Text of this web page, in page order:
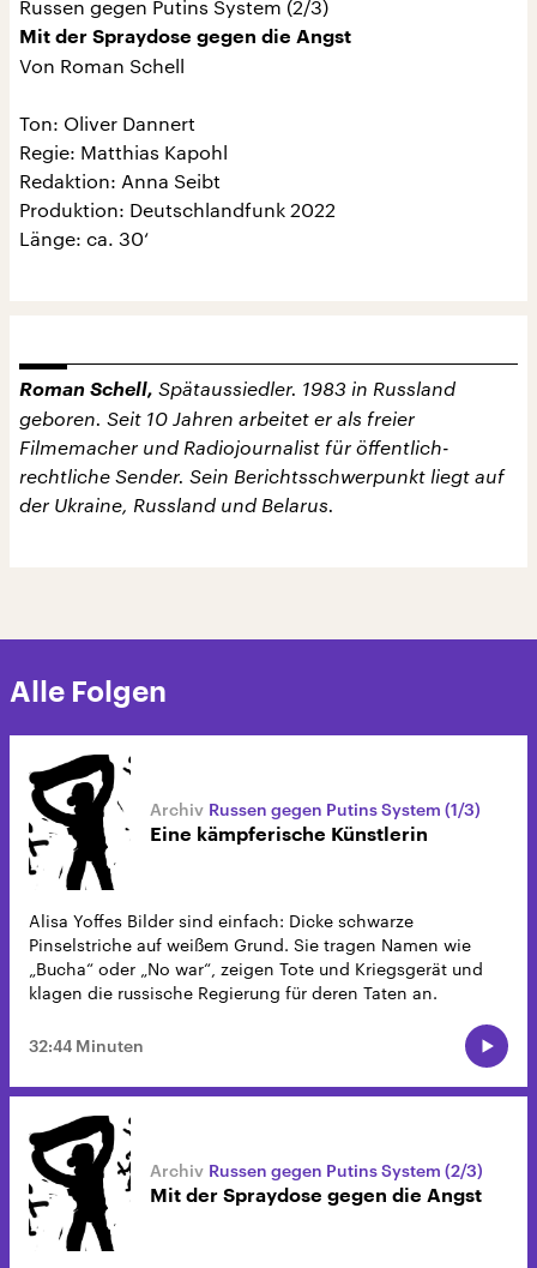
Russen gegen Putins System (2/3)
Mit der Spraydose gegen die Angst
Von Roman Schell
Ton: Oliver Dannert
Regie: Matthias Kapohl
Redaktion: Anna Seibt
Produktion: Deutschlandfunk 2022
Länge: ca. 30‘
Roman Schell, Spätaussiedler. 1983 in Russland
geboren. Seit 10 Jahren arbeitet er als freier
Filmemacher und Radiojournalist für öffentlich-
rechtliche Sender. Sein Berichtsschwerpunkt liegt auf
der Ukraine, Russland und Belarus.
Alle Folgen
Russen gegen Putins System (1/3)
Eine kämpferische Künstlerin
Alisa Yoffes Bilder sind einfach: Dicke schwarze
Pinselstriche auf weißem Grund. Sie tragen Namen wie
„Bucha“ oder „No war“, zeigen Tote und Kriegsgerät und
klagen die russische Regierung für deren Taten an.
32:44 Minuten
Russen gegen Putins System (2/3)
Mit der Spraydose gegen die Angst